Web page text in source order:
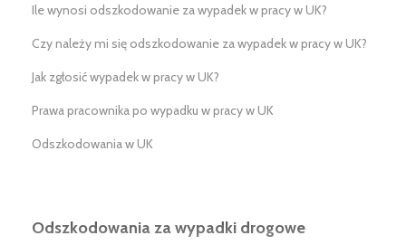
Ile wynosi odszkodowanie za wypadek w pracy w UK?
Czy należy mi się odszkodowanie za wypadek w pracy w UK?
Jak zgłosić wypadek w pracy w UK?
Prawa pracownika po wypadku w pracy w UK
Odszkodowania w UK
Odszkodowania za wypadki drogowe